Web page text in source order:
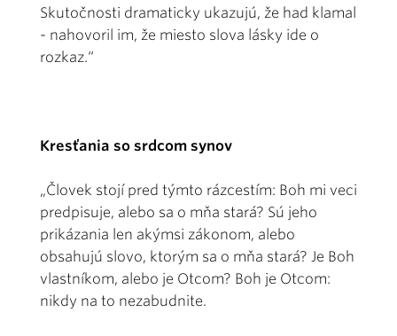
Skutočnosti dramaticky ukazujú, že had klamal
- nahovoril im, že miesto slova lásky ide o
rozkaz.“
Kresťania so srdcom synov
„Človek stojí pred týmto rázcestím: Boh mi veci
predpisuje, alebo sa o mňa stará? Sú jeho
prikázania len akýmsi zákonom, alebo
obsahujú slovo, ktorým sa o mňa stará? Je Boh
vlastníkom, alebo je Otcom? Boh je Otcom:
nikdy na to nezabudnite.